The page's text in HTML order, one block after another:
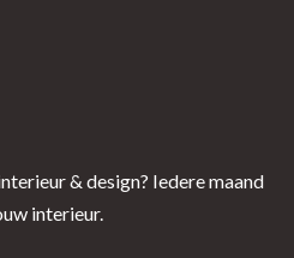
& design? Iedere maand
interieur.